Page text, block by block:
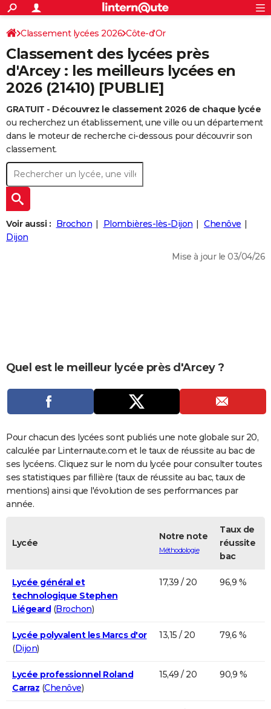
ACTUALITÉS
Politique
Société
Faits Divers
Education
Monde
Villes
+
SPORT
Coupe du monde 2026
Football
Tennis
Cyclisme
Rugby
Forum
CULTURE
Programme TV
TNT
Streaming
Cinéma
Sorties cinéma
Musique
+
FINANCE
Retraite
Impôts
Epargne
Immobilier
Risques naturels par ville
Banque
Assurance
Crédit
AUTO
Essais
Réserver un essai
Citadines
Berlines
SUV
Forum auto
+
HIGH-TECH
BRICOLAGE
Forum
Aménagement intérieur
Extérieur
Cuisine
Salle de bains
Jardinage
Rangement
+WEEK-END
Guides de France
Escapades
Patrimoine
Expositions
Musées
Week-end nature
+
LIFESTYLE
Art de vivre
Bien-être
Loisirs
Mode
Modes de vie
+SANTE
Dictionnaire
Biographies
Expressions
Proverbes
PROGRAMME TV
COPAINS D'AVANT
S'inscrire
Se connecter
Lycées
Collèges
Primaires
Universités
Entreprises
Service militaire
Avis de recherche
AVIS DE DÉCÈS
FORUM
Bricolage
Lifestyle
Culture
Sport
Auto
Television
Voyage
Cinema
S'inscrire
Connexion
Classement lycées 2026 Côte-d'Or
Classement des lycées près
d'Arcey : les meilleurs lycées en
2026 (21410) [PUBLIE]
GRATUIT - Découvrez le classement 2026 de chaque lycée
ou recherchez un établissement, une ville ou un département
dans le moteur de recherche ci-dessous pour découvrir son
classement.
Voir aussi : Brochon Plombières-lès-Dijon
Chenôve
Dijon
Mise à jour le 03/04/26
Quel est le meilleur lycée près d'Arcey ?
Pour chacun des lycées sont publiés une note globale sur 20,
calculée par Linternaute.com et le taux de réussite au bac de
ses lycéens. Cliquez sur le nom du lycée pour consulter toutes
ses statistiques par fillière (taux de réussite au bac, taux de
mentions) ainsi que l'évolution de ses performances par
année.
Lycée
Notre note
Méthodologie
Taux de
réussite
bac
Lycée général et
technologique Stephen
Liégeard(Brochon)
17,39 / 20 96,9 %
Lycée polyvalent les Marcs d'or
(Dijon)
13,15 / 20 79,6 %
Lycée professionnel Roland
Carraz (Chenôve)
15,49 / 20 90,9 %